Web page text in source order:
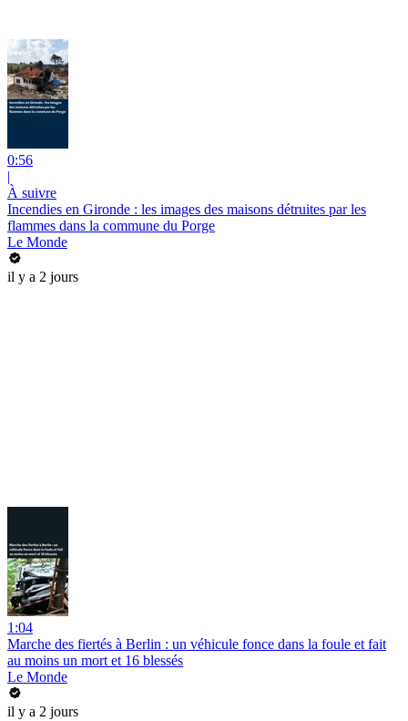
0:56
|
À suivre
Incendies en Gironde : les images des maisons détruites par les
flammes dans la commune du Porge
Le Monde
il y a 2 jours
1:04
Marche des fiertés à Berlin : un véhicule fonce dans la foule et fait
au moins un mort et 16 blessés
Le Monde
il y a 2 jours